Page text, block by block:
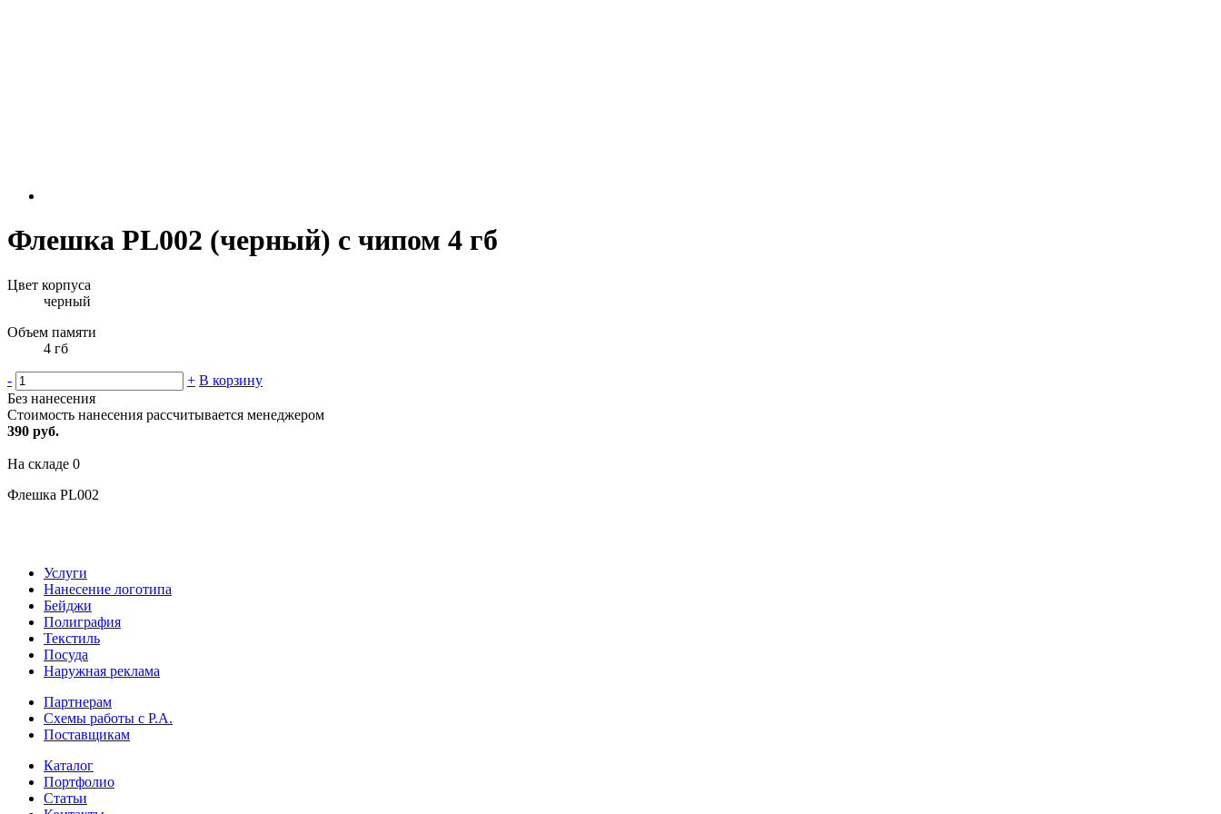
Флешка PL002 (черный) с чипом 4 гб
Цвет корпуса
черный
Объем памяти
4 гб
- + В корзину
Без нанесения
Стоимость нанесения рассчитывается менеджером
390 руб.
На складе 0
Флешка PL002
Услуги
Нанесение логотипа
Бейджи
Полиграфия
Текстиль
Посуда
Наружная реклама
Партнерам
Схемы работы с Р.А.
Поставщикам
Каталог
Портфолио
Статьи